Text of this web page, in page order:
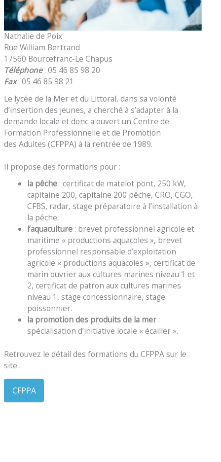
Nathalie de Poix
Rue William Bertrand
17560 Bourcefranc-Le Chapus
Téléphone: 05 46 85 98 20
Fax : 05 46 85 98 21
Le lycée de la Mer et du Littoral, dans sa volonté
d’insertion des jeunes, a cherché à s’adapter à la
demande locale et donc a ouvert un Centre de
Formation Professionnelle et de Promotion
des Adultes (CFPPA) à la rentrée de 1989.
Il propose des formations pour :
la pêche: certificat de matelot pont, 250 kW,
capitaine 200, capitaine 200 pêche, CRO, CGO,
CFBS, radar, stage préparatoire à l’installation à
la pêche.
l’aquaculture: brevet professionnel agricole et
maritime « productions aquacoles », brevet
professionnel responsable d’exploitation
agricole « productions aquacoles », certificat de
marin ouvrier aux cultures marines niveau 1 et
2, certificat de patron aux cultures marines
niveau 1, stage concessionnaire, stage
poissonnier.
la promotion des produits de la mer:
spécialisation d’initiative locale « écailler ».
Retrouvez le détail des formations du CFPPA sur le
site :
CFPPA